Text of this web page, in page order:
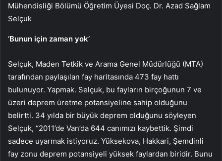
Mühendisliği Bölümü Öğretim Üyesi Doç. Dr. Azad Sağlam
Selçuk
‘Bunun için zaman yok’
Selçuk, Maden Tetkik ve Arama Genel Müdürlüğü (MTA)
tarafından paylaşılan fay haritasında 473 fay hattı
bulunuyor. Yapmak. Selçuk, bu fayların birçoğunun 7 ve
üzeri deprem üretme potansiyeline sahip olduğunu
belirtti. 34 yılda bir büyük deprem olduğunu söyleyen
Selçuk, “2011’de Van’da 644 canımızı kaybettik. Şimdi
sadece uyarmak istiyoruz. Yüksekova, Hakkari, Şemdinli
fay zonu deprem potansiyeli yüksek faylardan biridir. Bunu